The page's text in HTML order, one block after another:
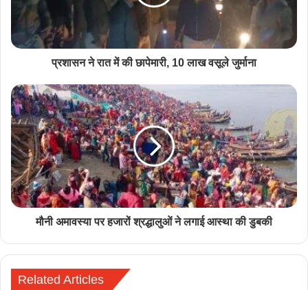
प्रशासन ने रात में की छापेमारी, 10 लाख वसूले जुर्माना
मौनी अमावस्या पर हजारों श्रद्धालुओं ने लगाई आस्था की डुबकी
Related Articles